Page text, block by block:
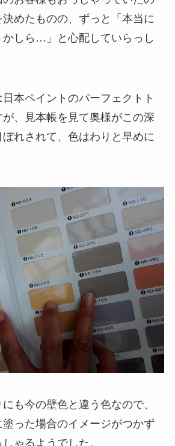
めたものの、ずっと「本当に
かしら…」と心配していらっし
本ペイントのパーフェクトト
、見本帳を見て奥様がこの深
れされて、色はわりと早めに
も今の壁色と違う色なので、
った場合のイメージがつかず
ゃるようでした。